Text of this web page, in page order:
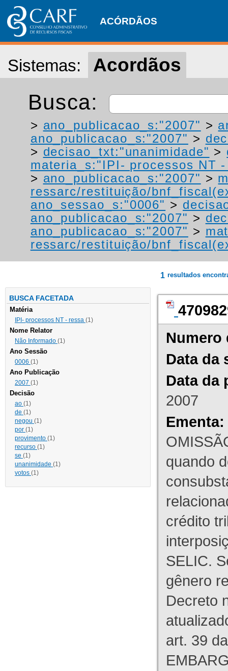
ACÓRDÃOS
Sistemas: Acordãos
Busca:
> ano_publicacao_s:"2007" >
ano_publicacao_s:"2007" >
> decisao_txt:"unanimidade" >
materia_s:"IPI- processos NT
> ano_publicacao_s:"2007" >
ressarc/restituição/
ano_sessao_s:"0006" >
ano_publicacao_s:"2007" >
ano_publicacao_s:"2007" >
ressarc/restituição/
BUSCA FACETADA
Matéria
IPI- processos NT - ressa (1)
Nome Relator
Não Informado (1)
Ano Sessão
0006 (1)
Ano Publicação
2007 (1)
Decisão
ao (1)
de (1)
negou (1)
por (1)
provimento (1)
recurso (1)
se (1)
unanimidade (1)
votos (1)
1 resultados
Numero
Data da
Data da
2007
Ementa:
quando
crédito
SELIC.
gênero
Decreto
art. 39